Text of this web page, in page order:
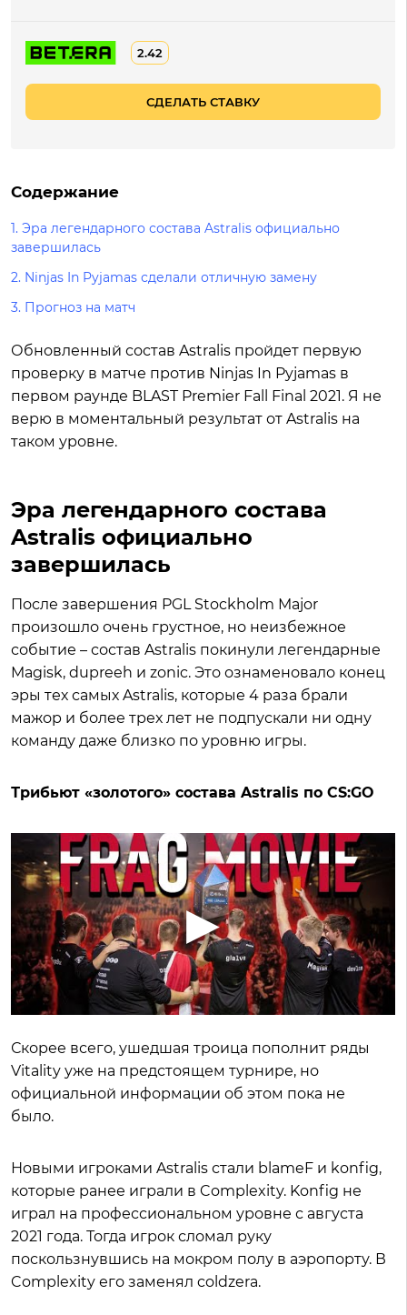
2.42
СДЕЛАТЬ СТАВКУ
Содержание
1. Эра легендарного состава Astralis официально
завершилась
2. Ninjas In Pyjamas сделали отличную замену
3. Прогноз на матч
Обновленный состав Astralis пройдет первую
проверку в матче против Ninjas In Pyjamas в
первом раунде BLAST Premier Fall Final 2021. Я не
верю в моментальный результат от Astralis на
таком уровне.
Эра легендарного состава
Astralis официально
завершилась
После завершения PGL Stockholm Major
произошло очень грустное, но неизбежное
событие – состав Astralis покинули легендарные
Magisk, dupreeh и zonic. Это ознаменовало конец
эры тех самых Astralis, которые 4 раза брали
мажор и более трех лет не подпускали ни одну
команду даже близко по уровню игры.
Трибьют «золотого» состава Astralis по CS:GO
Скорее всего, ушедшая троица пополнит ряды
Vitality уже на предстоящем турнире, но
официальной информации об этом пока не
было.
Новыми игроками Astralis стали blameF и konfig,
которые ранее играли в Complexity. Konfig не
играл на профессиональном уровне с августа
2021 года. Тогда игрок сломал руку
поскользнувшись на мокром полу в аэропорту. В
Complexity его заменял coldzera.